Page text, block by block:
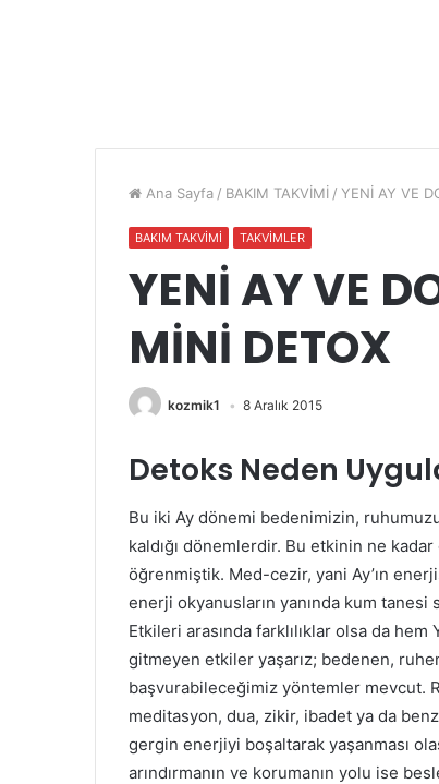
Ana Sayfa / BAKIM TAKVİMİ / YENİ AY VE
BAKIM TAKVİMİ TAKVİMLER
YENİ AY VE
MİNİ DETOX
kozmik1 8 Aralık 2015
Detoks Neden
Bu iki Ay dönemi bedenimizin,
kaldığı dönemlerdir. Bu etkinin ne
öğrenmiştik. Med-cezir, yani Ay’ın
enerji okyanusların yanında kum tanesi
Etkileri arasında farklılıklar olsa da
gitmeyen etkiler yaşarız; bedenen,
başvurabileceğimiz yöntemler mevcut.
meditasyon, dua, zikir, ibadet ya da
gergin enerjiyi boşaltarak yaşanması
arındırmanın ve korumanın yolu ise